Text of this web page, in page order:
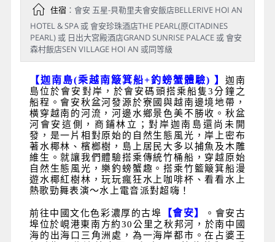
住宿：會安 五星-貝勒里夫會安飯店BELLERIVE HOI AN
HOTEL & SPA 或 會安珍珠酒店THE PEARL(原CITADINES
PEARL) 或 日出大宮殿酒店GRAND SUNRISE PALACE 或 會安
森村飯店SEN VILLAGE HOI AN 或同等級
【迦南島(乘越南簸箕船+釣螃蟹體驗) 】 迦南
島位於會安對岸，於會安碼頭搭乘船隻3分鐘之
船程。會安秋盆河發源於寮國與越南邊境地帶，
橫穿越南的河流，河邊水鄉景色美不勝收。秋盆
河會安這側，商鋪林立；對岸迦南島還尚未開
發，是一片相對原始的自然生態風光，岸上密布
著水椰林、檳榔樹，島上居民大多以捕魚及木雕
維生。就讓我們體驗搭乘傳統竹桶船，穿越原始
自然生態風光，樂釣螃蟹趣。搭乘竹籃簸箕船漫
遊水椰紅樹林，玩玩瘋狂水上咖啡杯、看看水上
熱歌勁舞表演～水上電音派對超嗨！
前往中國文化色彩濃厚的古埠 【會安】
。會安古
埠位於峴港東南方約30公里之秋邦河，於南中國
海的出海口三角洲處，為一海岸都市。在占婆王